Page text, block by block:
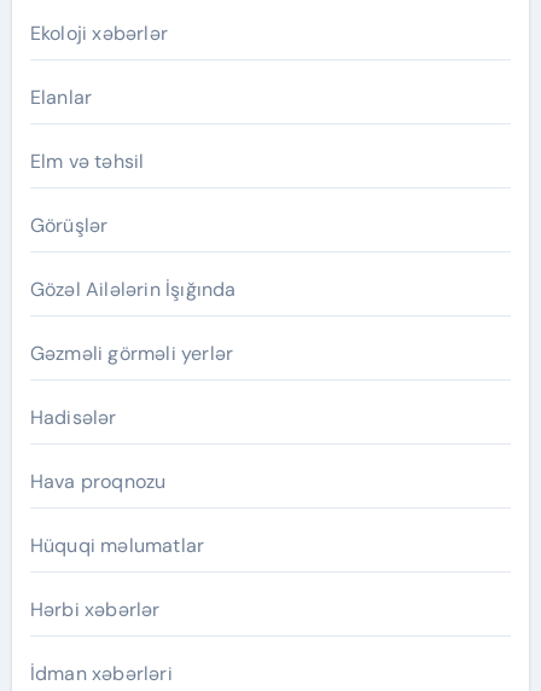
Ekoloji xəbərlər
Elanlar
Elm və təhsil
Görüşlər
Gözəl Ailələrin İşığında
Gəzməli görməli yerlər
Hadisələr
Hava proqnozu
Hüquqi məlumatlar
Hərbi xəbərlər
İdman xəbərləri